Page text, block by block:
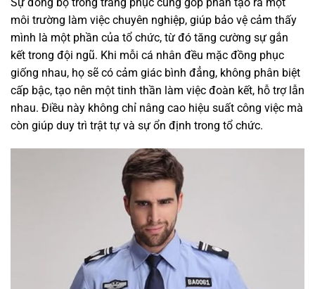
môi trường làm việc chuyên nghiệp, giúp bảo vệ cảm thấy
mình là một phần của tổ chức, từ đó tăng cường sự gắn
kết trong đội ngũ. Khi mỗi cá nhân đều mặc đồng phục
giống nhau, họ sẽ có cảm giác bình đẳng, không phân biệt
cấp bậc, tạo nên một tinh thần làm việc đoàn kết, hỗ trợ lẫn
nhau. Điều này không chỉ nâng cao hiệu suất công việc mà
còn giúp duy trì trật tự và sự ổn định trong tổ chức.